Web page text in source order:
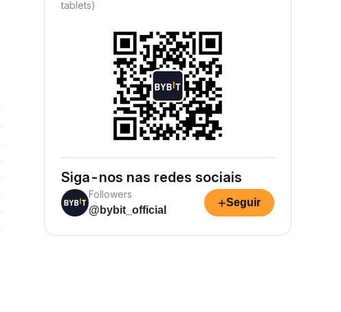
tablets)
Siga-nos nas redes sociais
Followers
@bybit_official
+Seguir